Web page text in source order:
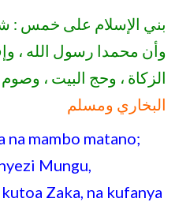
بني الإسلام على خمس :
وأن محمدا رسول الله ،
الزكاة ، وحج البيت ،
البخاري ومسلم
na mambo matano;
Mungu,
Zaka, na kufanya